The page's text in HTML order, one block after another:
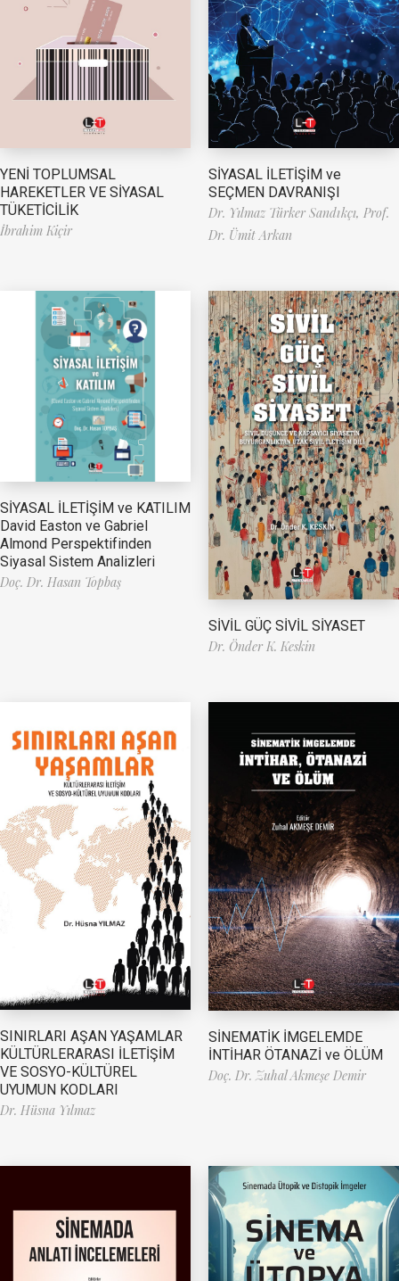
YENİ TOPLUMSAL
HAREKETLER VE SİYASAL
TÜKETİCİLİK
İbrahim Kiçir
SİYASAL İLETİŞİM ve
SEÇMEN DAVRANIŞI
Dr. Yılmaz Türker Sandıkçı, Prof.
Dr. Ümit Arkan
SİYASAL İLETİŞİM ve KATILIM
David Easton ve Gabriel
Almond Perspektifinden
Siyasal Sistem Analizleri
Doç. Dr. Hasan Topbaş
SİVİL GÜÇ SİVİL SİYASET
Dr. Önder K. Keskin
SINIRLARI AŞAN YAŞAMLAR
KÜLTÜRLERARASI İLETİŞİM
VE SOSYO-KÜLTÜREL
UYUMUN KODLARI
Dr. Hüsna Yılmaz
SİNEMATİK İMGELEMDE
İNTİHAR ÖTANAZİ ve ÖLÜM
Doç. Dr. Zuhal Akmeşe Demir